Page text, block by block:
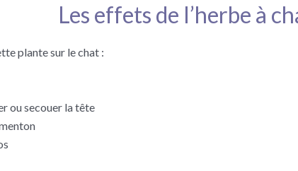
Les effets de l’herbe à
plante sur le chat :
ou secouer la tête